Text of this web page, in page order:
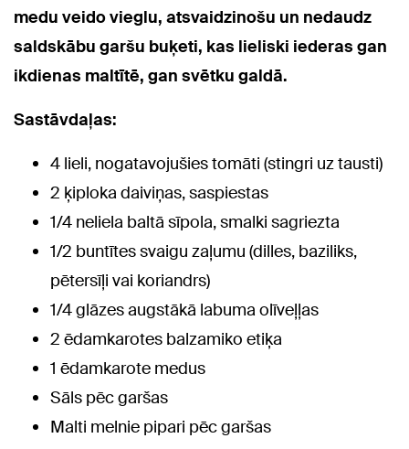
medu veido vieglu, atsvaidzinošu un nedaudz
saldskābu garšu buķeti, kas lieliski iederas gan
ikdienas maltītē, gan svētku galdā.
Sastāvdaļas:
4 lieli, nogatavojušies tomāti (stingri uz tausti)
2 ķiploka daiviņas, saspiestas
1/4 neliela baltā sīpola, smalki sagriezta
1/2 buntītes svaigu zaļumu (dilles, baziliks,
pētersīļi vai koriandrs)
1/4 glāzes augstākā labuma olīveļļas
2 ēdamkarotes balzamiko etiķa
1 ēdamkarote medus
Sāls pēc garšas
Malti melnie pipari pēc garšas